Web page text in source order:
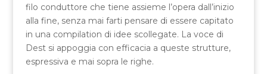
filo conduttore che tiene assieme l’opera dall’inizio
alla fine, senza mai farti pensare di essere capitato
in una compilation di idee scollegate. La voce di
Dest si appoggia con efficacia a queste strutture,
espressiva e mai sopra le righe.